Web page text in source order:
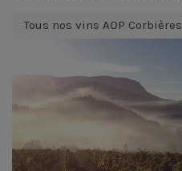
Tous nos vins AOP Corbières